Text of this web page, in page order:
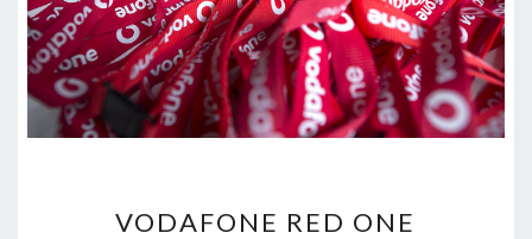
RED
VODAFONE RED ONE